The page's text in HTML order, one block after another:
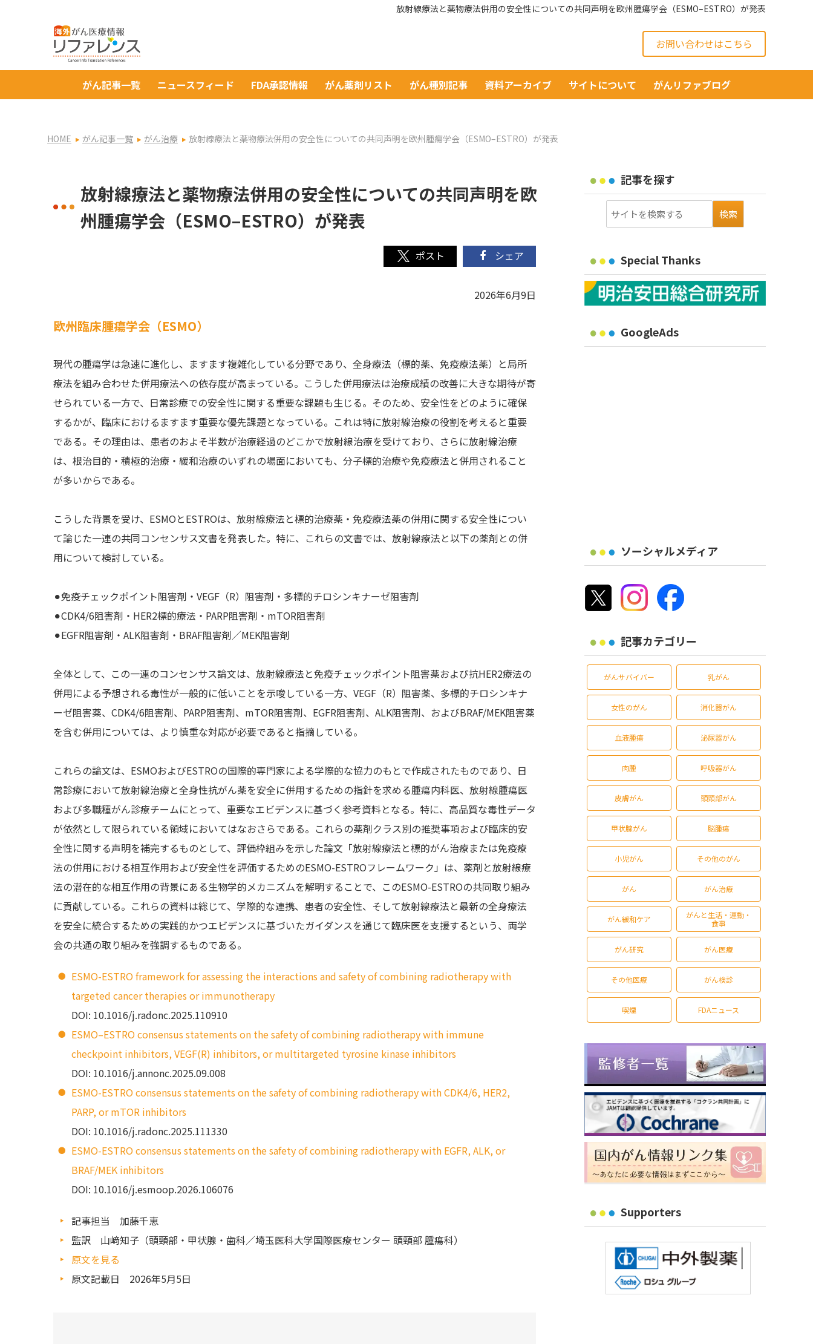
放射線療法と薬物療法併用の安全性についての共同声明を欧州腫瘍学会（ESMO–ESTRO）が発表
お問い合わせはこちら
がん記事一覧 ニュースフィード FDA承認情報 がん薬剤リスト がん種別記事 資料アーカイブ サイトについて がんリファブログ
HOME がん記事一覧 がん治療 放射線療法と薬物療法併用の安全性についての共同声明を欧州腫瘍学会（ESMO–ESTRO）が発表
放射線療法と薬物療法併用の安全性についての共同声明を欧
州腫瘍学会（ESMO–ESTRO）が発表
シェア
2026年6月9日
欧州臨床腫瘍学会（ESMO）
現代の腫瘍学は急速に進化し、ますます複雑化している分野であり、全身療法（標的薬、免疫療法薬）と局所
療法を組み合わせた併用療法への依存度が高まっている。こうした併用療法は治療成績の改善に大きな期待が寄
せられている一方で、日常診療での安全性に関する重要な課題も生じる。そのため、安全性をどのように確保
するかが、臨床におけるますます重要な優先課題となっている。これは特に放射線治療の役割を考えると重要
である。その理由は、患者のおよそ半数が治療経過のどこかで放射線治療を受けており、さらに放射線治療
は、根治目的・積極的治療・緩和治療のいずれの場面においても、分子標的治療や免疫療法と併用されること
が多いからである。
こうした背景を受け、ESMOとESTROは、放射線療法と標的治療薬・免疫療法薬の併用に関する安全性につい
て論じた一連の共同コンセンサス文書を発表した。特に、これらの文書では、放射線療法と以下の薬剤との併
用について検討している。
⚫︎免疫チェックポイント阻害剤・VEGF（R）阻害剤・多標的チロシンキナーゼ阻害剤
⚫︎CDK4/6阻害剤・HER2標的療法・PARP阻害剤・mTOR阻害剤
⚫︎EGFR阻害剤・ALK阻害剤・BRAF阻害剤／MEK阻害剤
全体として、この一連のコンセンサス論文は、放射線療法と免疫チェックポイント阻害薬および抗HER2療法の
併用による予想される毒性が一般的に低いことを示唆している一方、VEGF（R）阻害薬、多標的チロシンキナ
ーゼ阻害薬、CDK4/6阻害剤、PARP阻害剤、mTOR阻害剤、EGFR阻害剤、ALK阻害剤、およびBRAF/MEK阻害薬
を含む併用については、より慎重な対応が必要であると指摘している。
これらの論文は、ESMOおよびESTROの国際的専門家による学際的な協力のもとで作成されたものであり、日
常診療において放射線治療と全身性抗がん薬を安全に併用するための指針を求める腫瘍内科医、放射線腫瘍医
および多職種がん診療チームにとって、重要なエビデンスに基づく参考資料となる。特に、高品質な毒性データ
が依然として限られている領域においてはなおさらである。これらの薬剤クラス別の推奨事項および臨床的安
全性に関する声明を補完するものとして、評価枠組みを示した論文「放射線療法と標的がん治療または免疫療
法の併用における相互作用および安全性を評価するためのESMO-ESTROフレームワーク」は、薬剤と放射線療
法の潜在的な相互作用の背景にある生物学的メカニズムを解明することで、このESMO-ESTROの共同取り組み
に貢献している。これらの資料は総じて、学際的な連携、患者の安全性、そして放射線療法と最新の全身療法
を安全に統合するための実践的かつエビデンスに基づいたガイダンスを通じて臨床医を支援するという、両学
会の共通の取り組みを強調するものである。
ESMO-ESTRO framework for assessing the interactions and safety of combining radiotherapy with
targeted cancer therapies or immunotherapy
DOI: 10.1016/j.radonc.2025.110910
ESMO–ESTRO consensus statements on the safety of combining radiotherapy with immune
checkpoint inhibitors, VEGF(R) inhibitors, or multitargeted tyrosine kinase inhibitors
DOI: 10.1016/j.annonc.2025.09.008
ESMO-ESTRO consensus statements on the safety of combining radiotherapy with CDK4/6, HER2,
PARP, or mTOR inhibitors
DOI: 10.1016/j.radonc.2025.111330
ESMO-ESTRO consensus statements on the safety of combining radiotherapy with EGFR, ALK, or
BRAF/MEK inhibitors
DOI: 10.1016/j.esmoop.2026.106076
記事担当 加藤千恵
監訳 山﨑知子（頭頸部・甲状腺・歯科／埼玉医科大学国際医療センター 頭頸部 腫瘍科）
原文を見る
原文記載日 2026年5月5日
記事を探す
Special Thanks
GoogleAds
ソーシャルメディア
記事カテゴリー
がんサバイバー 乳がん
女性のがん 消化器がん
血液腫瘍 泌尿器がん
肉腫 呼吸器がん
皮膚がん 頭頸部がん
甲状腺がん 脳腫瘍
小児がん その他のがん
がん がん治療
がん緩和ケア
がんと生活・運動・
食事
がん研究 がん医療
その他医療 がん検診
喫煙 FDAニュース
Supporters